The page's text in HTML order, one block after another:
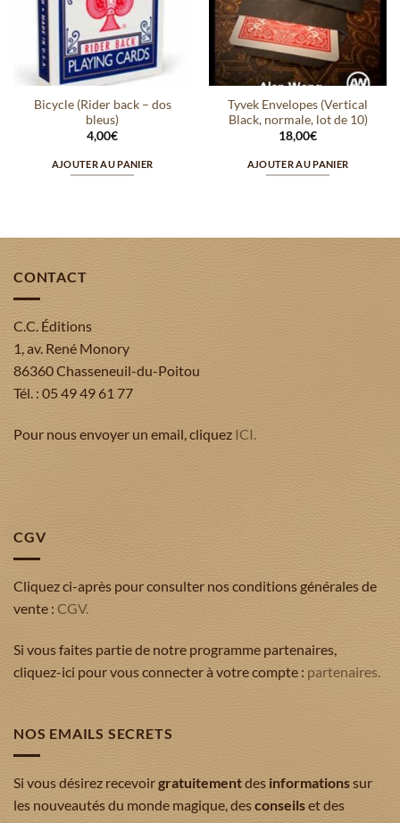
Bicycle (Rider back – dos
bleus)
4,00€
AJOUTER AU PANIER
Tyvek Envelopes (Vertical
Black, normale, lot de 10)
18,00€
AJOUTER AU PANIER
CONTACT
C.C. Éditions
1, av. René Monory
86360 Chasseneuil-du-Poitou
Tél. : 05 49 49 61 77
Pour nous envoyer un email, cliquez ICI.
CGV
Cliquez ci-après pour consulter nos conditions générales de
vente : CGV.
Si vous faites partie de notre programme partenaires,
cliquez-ici pour vous connecter à votre compte : partenaires.
NOS EMAILS SECRETS
Si vous désirez recevoirgratuitementdes informationssur
les nouveautés du monde magique, desconseilset des